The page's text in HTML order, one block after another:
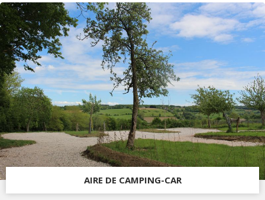
AIRE DE CAMPING-CAR